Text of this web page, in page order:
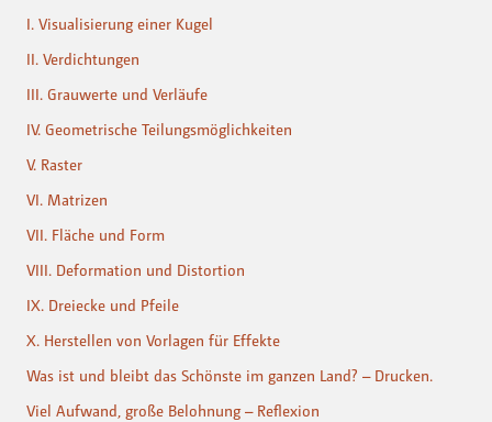
I. Visualisierung einer Kugel
II. Verdichtungen
III. Grauwerte und Verläufe
IV. Geometrische Teilungsmöglichkeiten
V. Raster
VI. Matrizen
VII. Fläche und Form
VIII. Deformation und Distortion
IX. Dreiecke und Pfeile
X. Herstellen von Vorlagen für Effekte
Was ist und bleibt das Schönste im ganzen Land? – Drucken.
Viel Aufwand, große Belohnung – Reflexion